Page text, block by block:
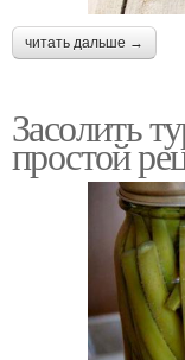
читать дальше →
Засолить
простой